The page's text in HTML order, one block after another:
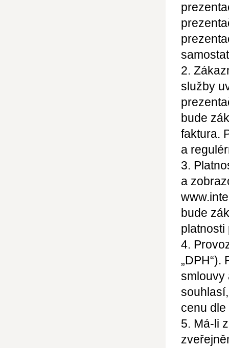
2.
služby
bude
faktura.
a
3.
a
bude
platnosti
4.
smlouvy
cenu
5. Má-li